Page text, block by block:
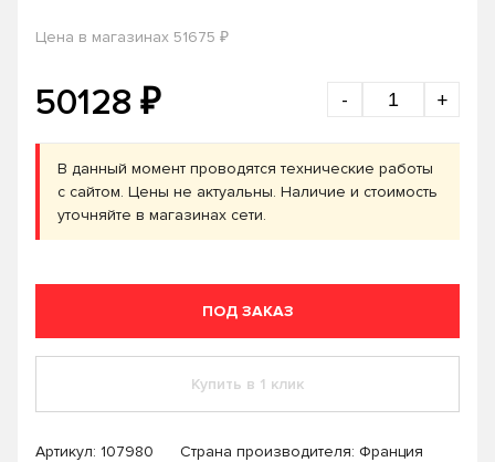
Цена в магазинах 51675 ₽
50128 ₽ - +
В данный момент проводятся технические работы
с сайтом. Цены не актуальны. Наличие и стоимость
уточняйте в магазинах сети.
ПОД ЗАКАЗ
Купить в 1 клик
Артикул: 107980 Страна производителя: Франция